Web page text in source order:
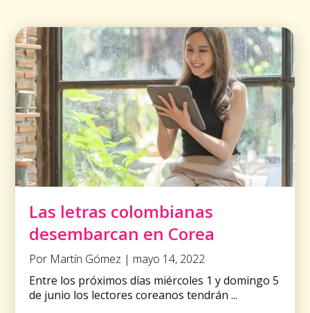
Las letras colombianas
desembarcan en Corea
Por Martín Gómez | mayo 14, 2022
Entre los próximos días miércoles 1 y domingo 5
de junio los lectores coreanos tendrán ...